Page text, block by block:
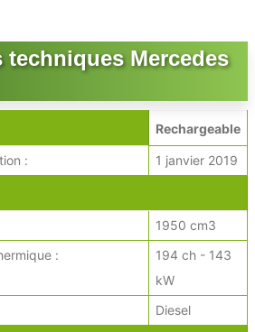
Mercedes
Rechargeable
: 1 janvier 2019
1950 cm3
:
194 ch - 143
kW
Diesel